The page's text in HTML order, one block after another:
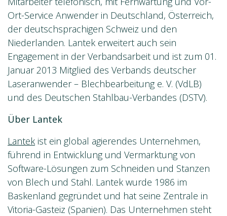
Ort-Service Anwender in Deutschland, Österreich,
der deutschsprachigen Schweiz und den
Niederlanden. Lantek erweitert auch sein
Engagement in der Verbandsarbeit und ist zum 01.
Januar 2013 Mitglied des Verbands deutscher
Laseranwender – Blechbearbeitung e. V. (VdLB)
und des Deutschen Stahlbau-Verbandes (DSTV).
Über Lantek
Lantek ist ein global agierendes Unternehmen,
führend in Entwicklung und Vermarktung von
Software-Lösungen zum Schneiden und Stanzen
von Blech und Stahl. Lantek wurde 1986 im
Baskenland gegründet und hat seine Zentrale in
Vitoria-Gasteiz (Spanien). Das Unternehmen steht